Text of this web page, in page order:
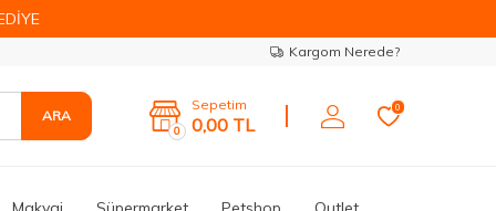
Kargom Nerede?
ARA
0
Sepetim
0,00 TL
0